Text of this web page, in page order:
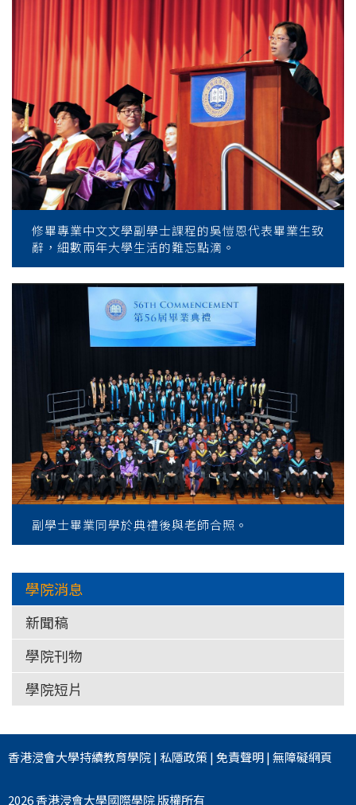
修畢專業中文文學副學士課程的吳愷恩代表畢業生致
辭，細數兩年大學生活的難忘點滴。
副學士畢業同學於典禮後與老師合照。
學院消息
新聞稿
學院刊物
學院短片
香港浸會大學持續教育學院| 私隱政策|免責聲明|無障礙網頁
2026 香港浸會大學國際學院 版權所有